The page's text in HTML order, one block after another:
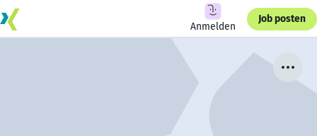
Anmelden
Job posten